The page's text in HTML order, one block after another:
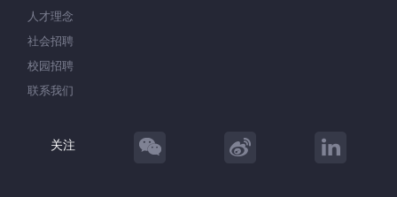
人才理念
社会招聘
校园招聘
联系我们
关注